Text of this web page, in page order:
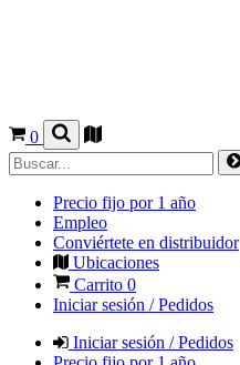
0
Precio fijo por 1 año
Empleo
Conviértete en distribuidor
Ubicaciones
Carrito 0
Iniciar sesión / Pedidos
Iniciar sesión / Pedidos